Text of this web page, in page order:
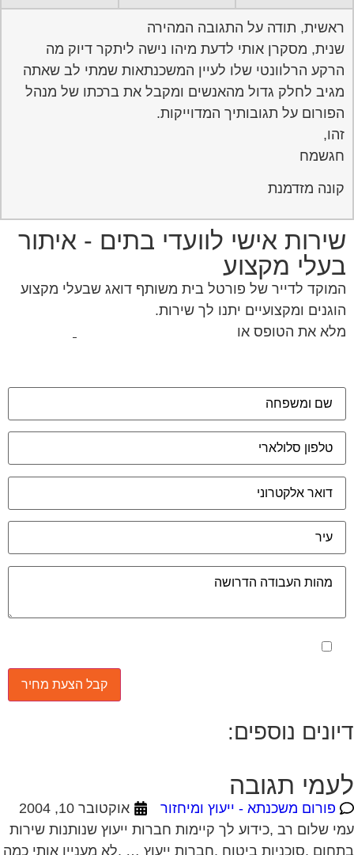
ראשית, תודה על התגובה המהירה
שנית, מסקרן אותי לדעת מיהו נישה ליתקר דיוק מה
הרקע הרלוונטי שלו לעיין המשכנתאות שמתי לב שאתה
מגיב לחלק גדול מהאנשים ומקבל את ברכתו של מנהל
הפורום על תגובותיך המדוייקות.
זהו,
חגשמח
קונה מזדמנת
שירות אישי לוועדי בתים - איתור
בעלי מקצוע
המוקד לדייר של פורטל בית משותף דואג שבעלי מקצוע
הוגנים ומקצועיים יתנו לך שירות.
מלא את הטופס אולחץ לשליחת הודעת ווצאפ
מאשר את תנאי הפרטיות
נוספים:
תגובה
פורום משכנתא - ייעוץ ומיחזור
אוקטובר 10, 2004
שלום רב ,כידוע לך קיימות חברות ייעוץ שנותנות שירות
,סוכניות ביטוח ,חברות ייעוץ … ,לא מעניין אותי כמה